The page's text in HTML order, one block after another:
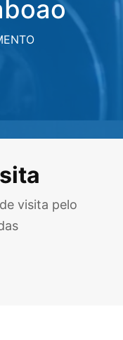
visita pelo